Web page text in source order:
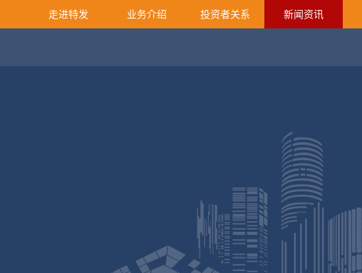
走进特发 业务介绍 投资者关系 新闻资讯